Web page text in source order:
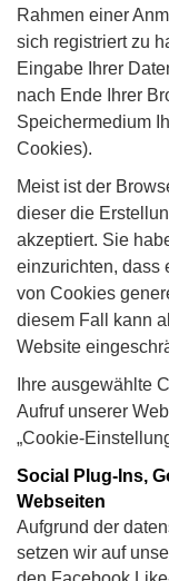
Rahmen einer
sich registriert zu
Eingabe Ihrer
nach Ende Ihrer
Speichermedium
Cookies).
Meist ist der
dieser die
akzeptiert. Sie
einzurichten, dass
von Cookies
diesem Fall kann
Website
Ihre ausgewählte
Aufruf unserer
„Cookie-
Social Plug-Ins,
Webseiten
Aufgrund der
setzen wir auf